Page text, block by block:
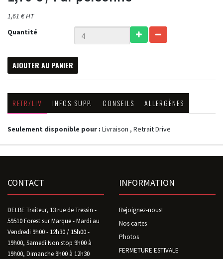
1,61 € HT
Quantité
AJOUTER AU PANIER
RETR/LIV INFOS SUPP. CONSEILS ALLERGÈNES
Seulement disponible pour : Livraison , Retrait Drive
CONTACT
DELBE Traiteur, 13 rue de Tressin -
59510 Forest sur Marque - Mardi au
Vendredi 9h00 - 12h30 / 15h00 -
19h00, Samedi Non stop 9h00 à
19h00, Dimanche 9h00 à 12h30
INFORMATION
Rejoignez-nous!
Nos cartes
Photos
FERMETURE ESTIVALE